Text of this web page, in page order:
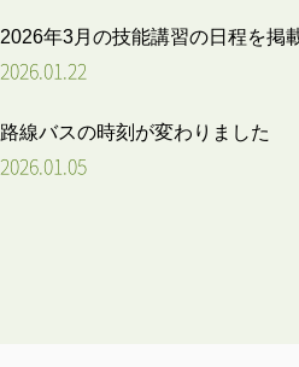
2026年3月の技能講習の日程を掲
2026.01.22
路線バスの時刻が変わりました
2026.01.05